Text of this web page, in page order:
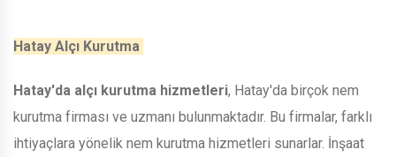
Hatay Alçı Kurutma
Hatay'da alçı kurutma hizmetleri, Hatay'da birçok nem
kurutma firması ve uzmanı bulunmaktadır. Bu firmalar, farklı
ihtiyaçlara yönelik nem kurutma hizmetleri sunarlar. İnşaat